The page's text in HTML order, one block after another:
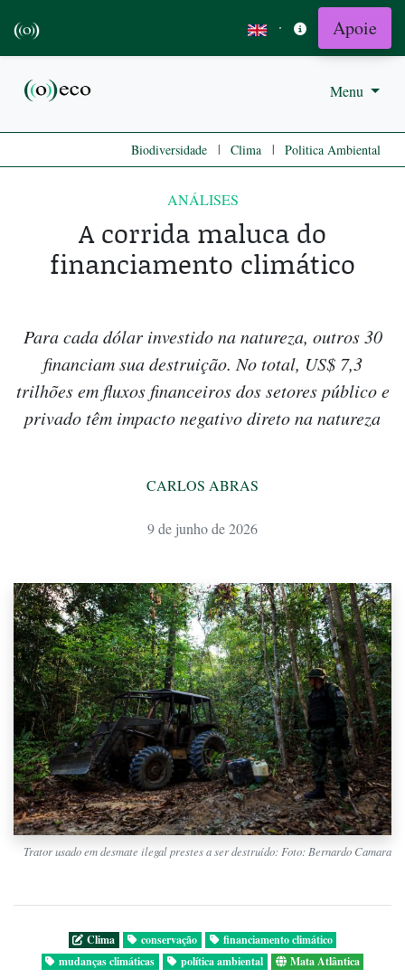
· Apoie
Menu
Biodiversidade | Clima | Politica Ambiental
ANÁLISES
A corrida maluca do
financiamento climático
Para cada dólar investido na natureza, outros 30
financiam sua destruição. No total, US$ 7,3
trilhões em fluxos financeiros dos setores público e
privado têm impacto negativo direto na natureza
CARLOS ABRAS
9 de junho de 2026
Trator usado em desmate ilegal prestes a ser destruído: Foto: Bernardo Camara
Clima conservação
financiamento climático
mudanças climáticas
política ambiental Mata Atlântica